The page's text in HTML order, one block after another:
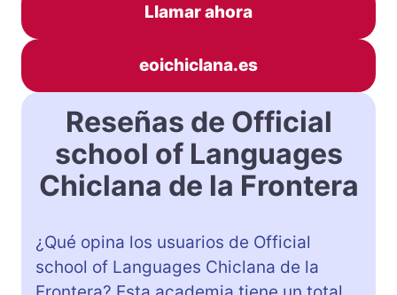
Llamar ahora
eoichiclana.es
Reseñas de Official
school of Languages
Chiclana de la Frontera
¿Qué opina los usuarios de Official
school of Languages Chiclana de la